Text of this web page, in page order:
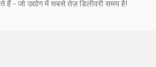
हैं - जो उद्योग में सबसे तेज़ डिलीवरी समय है!